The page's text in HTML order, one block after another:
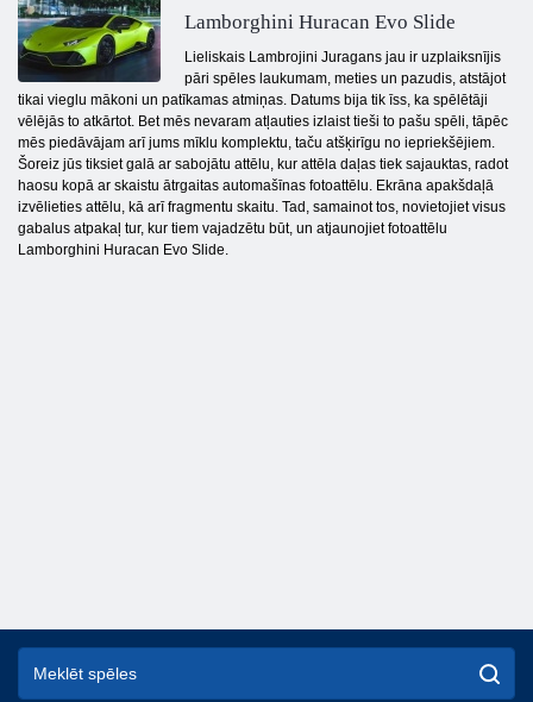
Lamborghini Huracan Evo Slide
Lieliskais Lambrojini Juragans jau ir uzplaiksnījis
pāri spēles laukumam, meties un pazudis, atstājot
tikai vieglu mākoni un patīkamas atmiņas. Datums bija tik īss, ka spēlētāji
vēlējās to atkārtot. Bet mēs nevaram atļauties izlaist tieši to pašu spēli, tāpēc
mēs piedāvājam arī jums mīklu komplektu, taču atšķirīgu no iepriekšējiem.
Šoreiz jūs tiksiet galā ar sabojātu attēlu, kur attēla daļas tiek sajauktas, radot
haosu kopā ar skaistu ātrgaitas automašīnas fotoattēlu. Ekrāna apakšdaļā
izvēlieties attēlu, kā arī fragmentu skaitu. Tad, samainot tos, novietojiet visus
gabalus atpakaļ tur, kur tiem vajadzētu būt, un atjaunojiet fotoattēlu
Lamborghini Huracan Evo Slide.